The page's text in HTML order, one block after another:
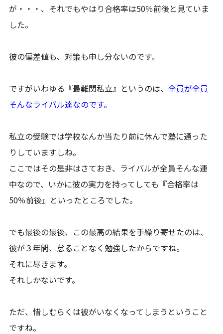
が・・・、それでもやはり合格率は50％前後と見ていま
した。
彼の偏差値も、対策も申し分ないのです。
ですがいわゆる『最難関私立』というのは、全員が全員
そんなライバル達なのです。
私立の受験では学校なんか当たり前に休んで塾に通った
りしていますしね。
ここではその是非はさておき、ライバルが全員そんな連
中なので、いかに彼の実力を持ってしても『合格率は
50％前後』といったところでした。
でも最後の最後、この最高の結果を手繰り寄せたのは、
彼が３年間、怠ることなく勉強したからですね。
それに尽きます。
それしかないです。
ただ、惜しむらくは彼がいなくなってしまうということ
ですね。